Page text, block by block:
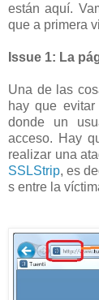
están aquí.
que a primera
Issue 1: La
Una de las
hay que
donde un
acceso. Hay
realizar una
SSLStrip, es
s entre la